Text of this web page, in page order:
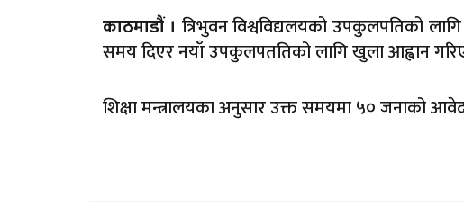
काठमाडौं । त्रिभुवन विश्वविद्यलयको उपकुलपतिको
समय दिएर नयाँ उपकुलपततिको लागि खुला आह्वान
शिक्षा मन्त्रालयका अनुसार उक्त समयमा ५० जनाको